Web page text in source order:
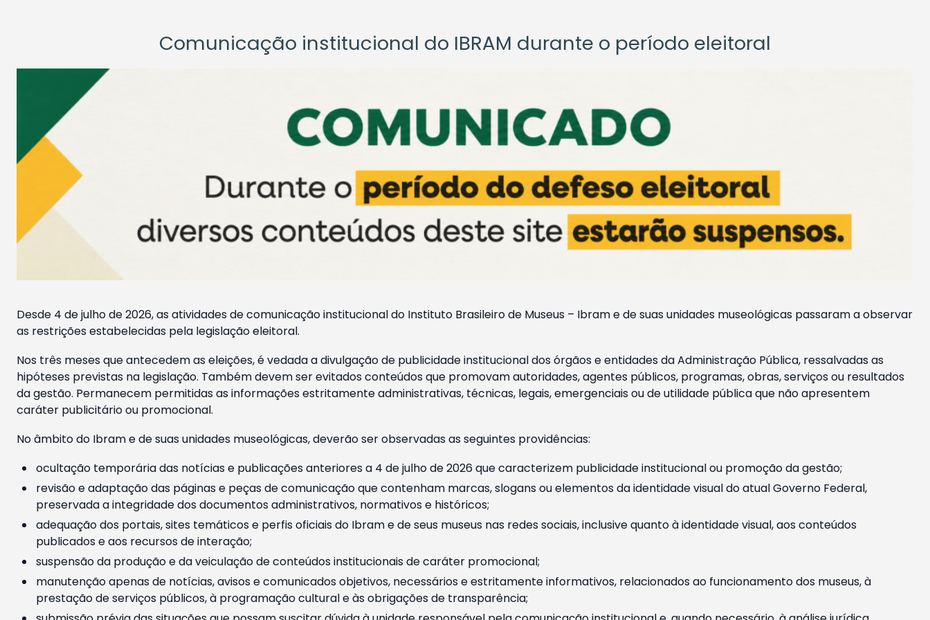
Comunicação institucional do IBRAM durante o período eleitoral
Desde 4 de julho de 2026, as atividades de comunicação institucional do Instituto Brasileiro de Museus – Ibram e de suas unidades museológicas passaram a observar
as restrições estabelecidas pela legislação eleitoral.
Nos três meses que antecedem as eleições, é vedada a divulgação de publicidade institucional dos órgãos e entidades da Administração Pública, ressalvadas as
hipóteses previstas na legislação. Também devem ser evitados conteúdos que promovam autoridades, agentes públicos, programas, obras, serviços ou resultados
da gestão. Permanecem permitidas as informações estritamente administrativas, técnicas, legais, emergenciais ou de utilidade pública que não apresentem
caráter publicitário ou promocional.
No âmbito do Ibram e de suas unidades museológicas, deverão ser observadas as seguintes providências:
ocultação temporária das notícias e publicações anteriores a 4 de julho de 2026 que caracterizem publicidade institucional ou promoção da gestão;
revisão e adaptação das páginas e peças de comunicação que contenham marcas, slogans ou elementos da identidade visual do atual Governo Federal,
preservada a integridade dos documentos administrativos, normativos e históricos;
adequação dos portais, sites temáticos e perfis oficiais do Ibram e de seus museus nas redes sociais, inclusive quanto à identidade visual, aos conteúdos
publicados e aos recursos de interação;
suspensão da produção e da veiculação de conteúdos institucionais de caráter promocional;
manutenção apenas de notícias, avisos e comunicados objetivos, necessários e estritamente informativos, relacionados ao funcionamento dos museus, à
prestação de serviços públicos, à programação cultural e às obrigações de transparência;